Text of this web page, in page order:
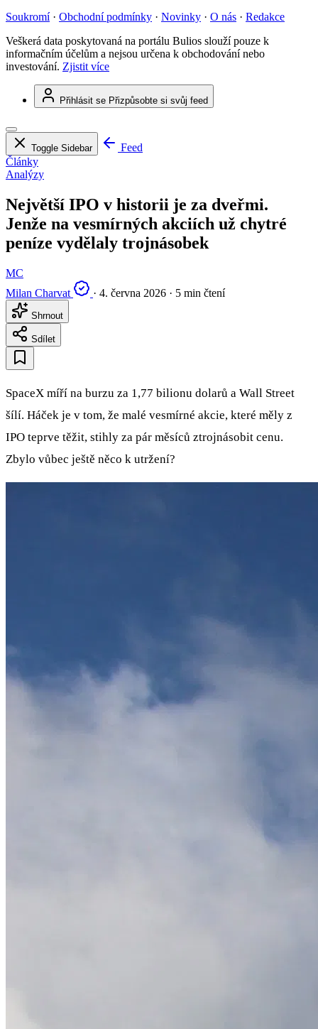
Soukromí · Obchodní podmínky · Novinky · O nás · Redakce
Veškerá data poskytovaná na portálu Bulios slouží pouze k
informačním účelům a nejsou určena k obchodování nebo
investování. Zjistit více
Přihlásit se Přizpůsobte si svůj feed
Toggle Sidebar
Feed
Články
Analýzy
Největší IPO v historii je za dveřmi.
Jenže na vesmírných akciích už chytré
peníze vydělaly trojnásobek
MC
Milan Charvat
· 4. června 2026 · 5 min čtení
Shrnout
Sdílet
SpaceX míří na burzu za 1,77 bilionu dolarů a Wall Street
šílí. Háček je v tom, že malé vesmírné akcie, které měly z
IPO teprve těžit, stihly za pár měsíců ztrojnásobit cenu.
Zbylo vůbec ještě něco k utržení?